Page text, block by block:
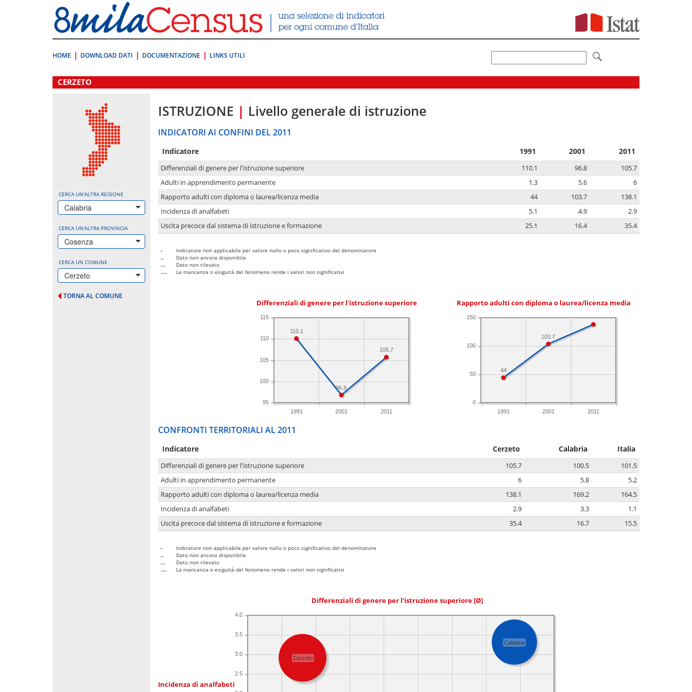
direttamente
a:
Contenuto
HOME DOWNLOAD DATI DOCUMENTAZIONE LINKS UTILI
.
CERZETO
CERCA UN'ALTRA REGIONE
Calabria
CERCA UN'ALTRA PROVINCIA
Cosenza
CERCA UN COMUNE
Cerzeto
TORNA AL COMUNE
ISTRUZIONE | Livello generale di istruzione
INDICATORI AI CONFINI DEL 2011
Indicatore 1991 2001 2011
Differenziali di genere per l'istruzione superiore 110.1 96.8
105.7
Adulti in apprendimento permanente
1.3 5.6
6
Rapporto adulti con diploma o laurea/licenza media
44 103.7
138.1
Incidenza di analfabeti
5.1 4.9
2.9
Uscita precoce dal sistema di istruzione e formazione
25.1 16.4 35.4
-
Indicatore non applicabile per valore nullo o poco significativo del denominatore
..
Dato non ancora disponibile
...
Dato non rilevato
....
La mancanza o esiguità del fenomeno rende i valori non significativi
Differenziali di genere per l'istruzione superiore
1991 2001 2011
95
100
105
110
115
105.7
96.8
110.1
Rapporto adulti con diploma o laurea/licenza media
1991 2001 2011
0
50
100
150
103.7
44
CONFRONTI TERRITORIALI AL 2011
Indicatore Cerzeto Calabria Italia
Differenziali di genere per l'istruzione superiore 105.7 100.5
101.5
Adulti in apprendimento permanente
6 5.8
5.2
Rapporto adulti con diploma o laurea/licenza media
138.1 169.2
164.5
Incidenza di analfabeti
2.9 3.3
1.1
Uscita precoce dal sistema di istruzione e formazione
35.4 16.7 15.5
-
Indicatore non applicabile per valore nullo o poco significativo del denominatore
..
Dato non ancora disponibile
...
Dato non rilevato
....
La mancanza o esiguità del fenomeno rende i valori non significativi
Differenziali di genere per l'istruzione superiore [Ø]
Incidenza di analfabeti
2.5
3.0
3.5
4.0
Cerzeto
Calabria